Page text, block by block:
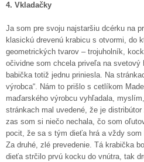
4. Vkladačky
Ja som pre svoju najstaršiu dcérku na
klasickú drevenú krabicu s otvormi, do
geometrických tvarov – trojuholník,
očividne som chcela priveľa na svetový
babička totiž jednu priniesla. Na
výrobca“. Nám to prišlo s cetlíkom
maďarského výrobcu vyhľadala,
stránkach mal uvedené, že je
zas som si niečo nechala, čo som
pocit, že sa s tým dieťa hrá a vždy
Za druhé, zlé prevedenie. Tá krabička
dieťa strčilo prvú kocku do vnútra, tak